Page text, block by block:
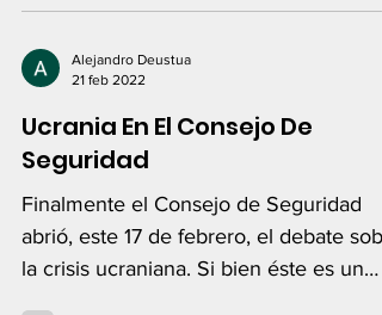
Alejandro Deustua
21 feb 2022
Ucrania En El Consejo De
Seguridad
Finalmente el Consejo de Seguridad
abrió, este 17 de febrero, el debate
la crisis ucraniana. Si bien éste es un